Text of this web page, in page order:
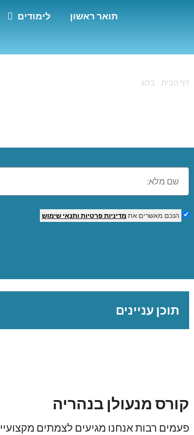
תואר ראשון לימודים
דף הבית בלוג
הנכם מאשרים את מדיניות פרטיות ותנאי שימוש
תוכן עניינים
קורס מנעולן בנהריה
פעמים רבות אנחנו מגיעים לצמתים